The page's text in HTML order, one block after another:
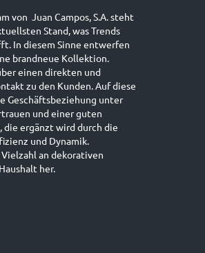
von Juan Campos, S.A. steht
Stand, was Trends
In diesem Sinne entwerfen
brandneue Kollektion.
einen direkten und
zu den Kunden. Auf diese
Geschäftsbeziehung unter
und einer guten
die ergänzt wird durch die
und Dynamik.
an dekorativen
her.